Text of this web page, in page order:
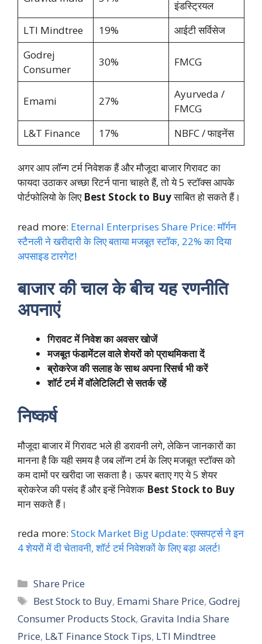
इंडस्ट्रियल
LTI Mindtree
19%
आईटी सर्विसेज
Godrej
Consumer
30% FMCG
Emami 27%
Ayurveda /
FMCG
L&T Finance
17% NBFC / फाइनेंस
अगर आप लॉन्ग टर्म निवेशक हैं और मौजूदा बाजार गिरावट का
फायदा उठाकर अच्छा रिटर्न पाना चाहते हैं, तो ये 5 स्टॉक्स आपके
पोर्टफोलियो के लिए Best Stock to Buyसाबित हो सकते हैं।
read more: Eternal Enterprises Share Price: मॉर्गन
स्टैनली ने खरीदारी के लिए बताया मजबूत स्टॉक, 22% का दिया
अपसाइड टारगेट!
बाजार की चाल के बीच यह रणनीति
अपनाएं
गिरावट में निवेश का अवसर खोजें
मजबूत फंडामेंटल वाले शेयरों को प्राथमिकता दें
ब्रोकरेज की सलाह के साथ अपना रिसर्च भी करें
शॉर्ट टर्म में वॉलेटिलिटी से सतर्क रहें
निष्कर्ष
मौजूदा बाजार में गिरावट भले ही डरावनी लगे, लेकिन जानकारों का
मानना है कि यही समय है जब लॉन्ग टर्म के लिए मजबूत स्टॉक्स को
कम दामों पर खरीदा जा सकता है। ऊपर बताए गए ये 5 शेयर
ब्रोकरेज की पसंद हैं और इन्हें निवेशक Best Stock to Buy
मान सकते हैं।
reda more: Stock Market Big Update: एक्सपर्ट्स ने इन
4 शेयरों में दी चेतावनी, शॉर्ट टर्म निवेशकों के लिए बड़ा अलर्ट!
Categories
Share Price
Tags
Best Stock to Buy, Emami Share Price,Godrej
Consumer Products Stock, Gravita India Share
Price, L&T Finance Stock Tips, LTI Mindtree